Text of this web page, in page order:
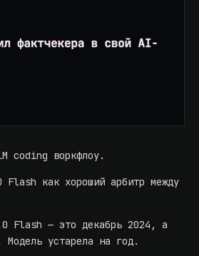
coding воркфлоу.
Flash как хороший арбитр между
Flash — это декабрь 2024, а
Модель устарела на год.